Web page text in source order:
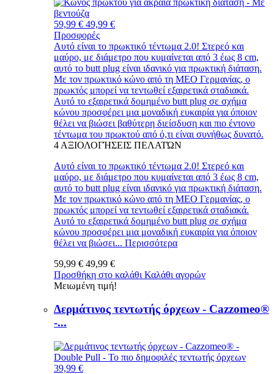
59,99 € 49,99 €
Προσφορές
Αυτό είναι το πρωκτικό τέντωμα 2.0! Στερεό και
μαύρο, με διάμετρο που κυμαίνεται από 3 έως 8 cm,
αυτό το butt plug είναι ιδανικό για πρωκτική διάταση.
Με τον πρωκτικό κώνο από τη MEO Γερμανίας, ο
πρωκτός μπορεί να τεντωθεί εξαιρετικά σταδιακά.
Αυτό το εξαιρετικά δομημένο butt plug σε σχήμα
κώνου προσφέρει μια μοναδική ευκαιρία για όποιον
θέλει να βιώσει βαθύτερη διείσδυση και πιο έντονο
τέντωμα του πρωκτού από ό,τι είναι συνήθως δυνατό.
4 ΑΞΙΟΛΟΓΉΣΕΙΣ ΠΕΛΑΤΏΝ
Αυτό είναι το πρωκτικό τέντωμα 2.0! Στερεό και
μαύρο, με διάμετρο που κυμαίνεται από 3 έως 8 cm,
αυτό το butt plug είναι ιδανικό για πρωκτική διάταση.
Με τον πρωκτικό κώνο από τη MEO Γερμανίας, ο
πρωκτός μπορεί να τεντωθεί εξαιρετικά σταδιακά.
Αυτό το εξαιρετικά δομημένο butt plug σε σχήμα
κώνου προσφέρει μια μοναδική ευκαιρία για όποιον
θέλει να βιώσει... Περισσότερα
59,99 € 49,99 €
Προσθήκη στο καλάθι Καλάθι αγορών
Μειωμένη τιμή!
Δερμάτινος τεντωτής όρχεων - Cazzomeo®
-...
39,99 €